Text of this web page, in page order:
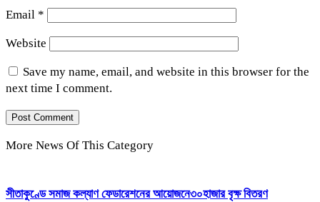
Email *
Website
Save my name, email, and website in this browser for the
next time I comment.
More News Of This Category
সীতাকুণ্ডে সমাজ কল্যাণ ফেডারেশনের আয়োজনে৩০হাজার বৃক্ষ বিতরণ